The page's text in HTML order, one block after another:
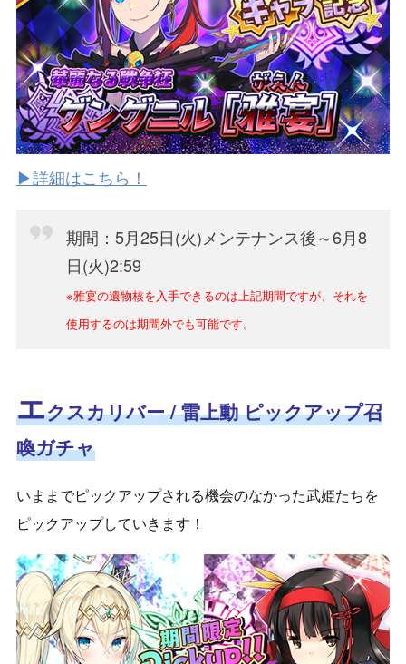
▶詳細はこちら！
期間：5月25日(火)メンテナンス後～6月8
日(火)2:59
※雅宴の遺物核を入手できるのは上記期間ですが、それを
使用するのは期間外でも可能です。
エクスカリバー / 雷上動ピックアップ召
喚ガチャ
いままでピックアップされる機会のなかった武姫たちを
ピックアップしていきます！